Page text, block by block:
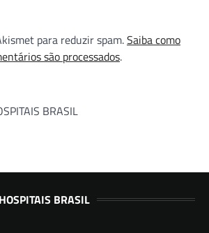
para reduzir spam.Saiba como
são processados.
BRASIL
BRASIL